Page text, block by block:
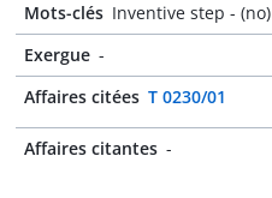
Mots-clés Inventive step - (no)
Exergue -
Affaires citées T 0230/01
Affaires citantes -